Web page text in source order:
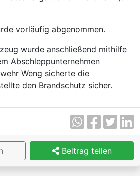
vorläufig abgenommen.
wurde anschließend mithilfe
Abschleppunternehmen
Weng sicherte die
den Brandschutz sicher.
Beitrag teilen